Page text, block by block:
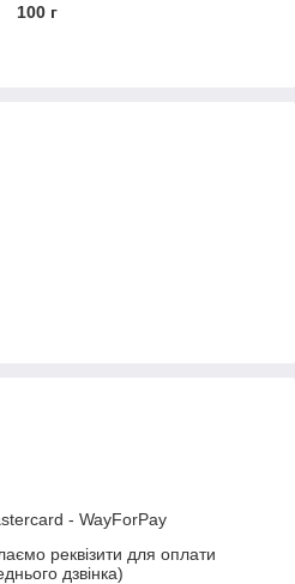
100 г
- WayForPay
реквізити для оплати
дзвінка)